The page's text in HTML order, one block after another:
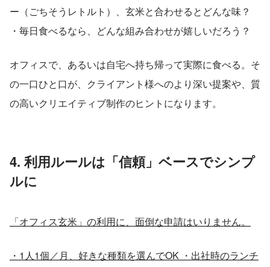
ー（ごちそうレトルト）、玄米と合わせるとどんな味？
・毎日食べるなら、どんな組み合わせが嬉しいだろう？
オフィスで、あるいは自宅へ持ち帰って実際に食べる。そ
の一口ひと口が、クライアント様へのより深い提案や、質
の高いクリエイティブ制作のヒントになります。
4. 利用ルールは「信頼」ベースでシンプ
ルに
「オフィス玄米」の利用に、面倒な申請はいりません。
・1人1個／月、好きな種類を選んでOK ・出社時のランチ